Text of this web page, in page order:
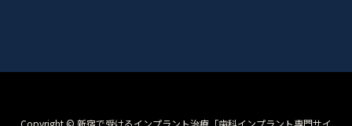
Copyright © 新宿で受けるインプラント治療「歯科インプラント専門サイ